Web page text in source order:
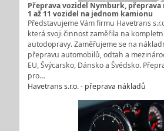
Přeprava vozidel Nymburk, přeprava
1 až 11 vozidel na jednom kamionu
Představujeme Vám firmu Havetrans
která svoji činnost zaměřila na
autodopravy. Zaměřujeme se na
přepravu automobilů, odtah a
EU, Švýcarsko, Dánsko a Švédsko.
pro…
Havetrans s.r.o. - přeprava nákladů